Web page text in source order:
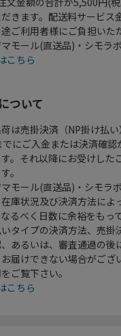
きます。配送料サービス
ご利用者様にご負担いた
モール(直送品)・シモラ
こちら
ついて
は売掛決済（NP掛け払
にご入金または決済確
。それ以降にお受けした
。
モール(直送品)・シモラ
庫状況及び決済方法によ
るべく日数に余裕をもっ
タイプの決済方法、売掛
あるいは、審査通過の後
届けできない場合がござ
ご覧下さい。
こちら